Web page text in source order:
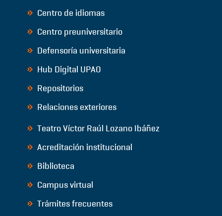
Centro de idiomas
Centro preuniversitario
Defensoría universitaria
Hub Digital UPAO
Repositorios
Relaciones exteriores
Teatro Víctor Raúl Lozano Ibáñez
Acreditación institucional
Biblioteca
Campus virtual
Trámites frecuentes